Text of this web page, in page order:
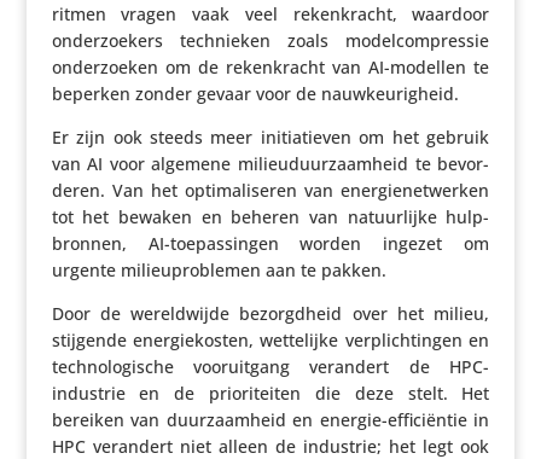
ritmen vragen vaak veel reken­kracht, waardoor
onder­zoe­kers tech­nieken zoals model­com­pressie
onder­zoeken om de reken­kracht van AI-modellen te
beperken zonder gevaar voor de nauwkeurigheid.
Er zijn ook steeds meer initi­a­tieven om het gebruik
van AI voor algemene mili­eu­duur­zaam­heid te bevor­
deren. Van het opti­ma­li­seren van ener­gie­net­werken
tot het bewaken en beheren van natuur­lijke hulp­
bronnen, AI-toepas­singen worden ingezet om
urgente mili­eu­pro­blemen aan te pakken.
Door de wereld­wijde bezorgd­heid over het milieu,
stijgende ener­gie­kosten, wette­lijke verplich­tingen en
tech­no­lo­gi­sche voor­uit­gang verandert de HPC-
industrie en de prio­ri­teiten die deze stelt. Het
bereiken van duur­zaam­heid en energie-effi­ci­ëntie in
HPC verandert niet alleen de industrie; het legt ook